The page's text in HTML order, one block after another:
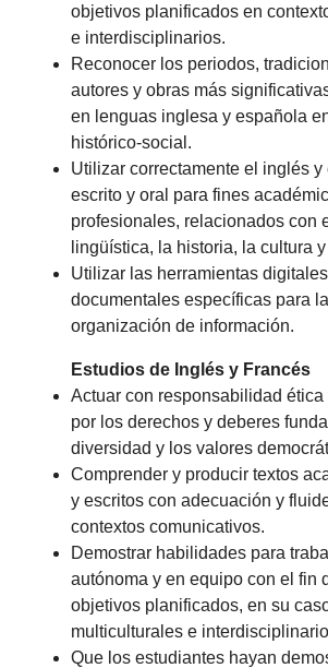
objetivos planificados en
e interdisciplinarios.
Reconocer los periodos,
autores y obras más
en lenguas inglesa y española
histórico-social.
Utilizar correctamente el inglés y
escrito y oral para fines
profesionales, relacionados con
lingüística, la historia, la cultura
Utilizar las herramientas
documentales específicas para
organización de información.
Estudios de Inglés y Francés
Actuar con responsabilidad ética
por los derechos y deberes
diversidad y los valores
Comprender y producir textos
y escritos con adecuación y
contextos comunicativos.
Demostrar habilidades para
autónoma y en equipo con el fin
objetivos planificados, en su
multiculturales e
Que los estudiantes hayan